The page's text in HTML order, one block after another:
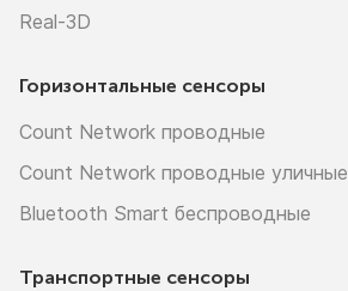
Real-3D
Горизонтальные сенсоры
Count Network проводные
Count Network проводные уличные
Bluetooth Smart беспроводные
Транспортные сенсоры